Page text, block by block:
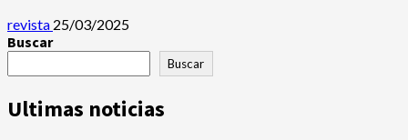
revista 25/03/2025
Buscar
Buscar
Ultimas noticias